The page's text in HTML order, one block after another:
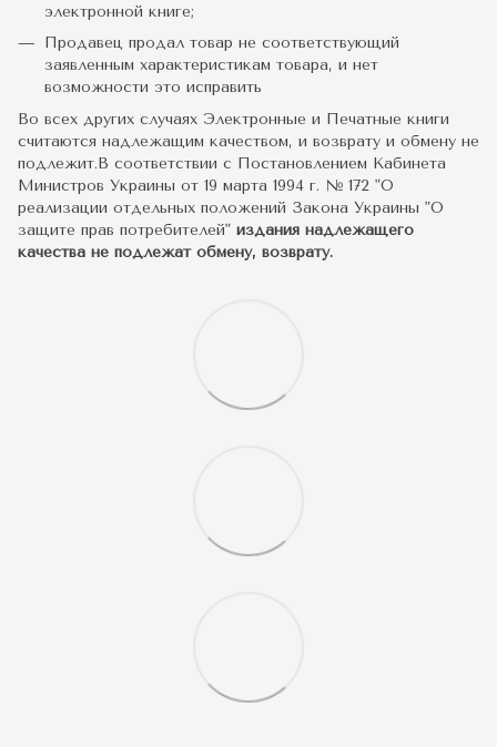
электронной книге;
Продавец продал товар не соответствующий
заявленным характеристикам товара, и нет
возможности это исправить
Во всех других случаях Электронные и Печатные книги
считаются надлежащим качеством, и возврату и обмену не
подлежит.В соответствии с Постановлением Кабинета
Министров Украины от 19 марта 1994 г. № 172 "О
реализации отдельных положений Закона Украины "О
защите прав потребителей" издания надлежащего
качества не подлежат обмену, возврату.